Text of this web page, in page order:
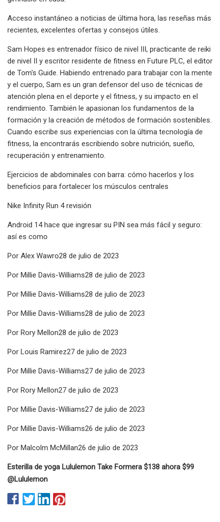
Acceso instantáneo a noticias de última hora, las reseñas más
recientes, excelentes ofertas y consejos útiles.
Sam Hopes es entrenador físico de nivel III, practicante de reiki
de nivel II y escritor residente de fitness en Future PLC, el editor
de Tom's Guide. Habiendo entrenado para trabajar con la mente
y el cuerpo, Sam es un gran defensor del uso de técnicas de
atención plena en el deporte y el fitness, y su impacto en el
rendimiento. También le apasionan los fundamentos de la
formación y la creación de métodos de formación sostenibles.
Cuando escribe sus experiencias con la última tecnología de
fitness, la encontrarás escribiendo sobre nutrición, sueño,
recuperación y entrenamiento.
Ejercicios de abdominales con barra: cómo hacerlos y los
beneficios para fortalecer los músculos centrales
Nike Infinity Run 4 revisión
Android 14 hace que ingresar su PIN sea más fácil y seguro:
así es como
Por Alex Wawro28 de julio de 2023
Por Millie Davis-Williams28 de julio de 2023
Por Millie Davis-Williams28 de julio de 2023
Por Millie Davis-Williams28 de julio de 2023
Por Rory Mellon28 de julio de 2023
Por Louis Ramirez27 de julio de 2023
Por Millie Davis-Williams27 de julio de 2023
Por Rory Mellon27 de julio de 2023
Por Millie Davis-Williams27 de julio de 2023
Por Millie Davis-Williams26 de julio de 2023
Por Malcolm McMillan26 de julio de 2023
Esterilla de yoga Lululemon Take Formera $138 ahora $99
@Lululemon